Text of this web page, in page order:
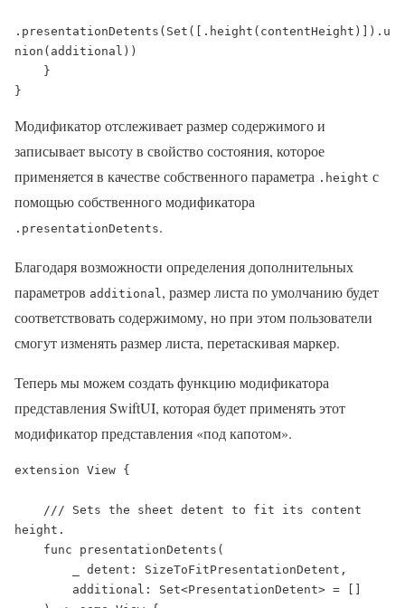
.presentationDetents(Set([.height(contentHeight)]).u
nion(additional))
}
Модификатор отслеживает размер содержимого и
записывает высоту в свойство состояния, которое
применяется в качестве собственного параметра .height с
помощью собственного модификатора
.presentationDetents.
Благодаря возможности определения дополнительных
параметров additional , размер листа по умолчанию будет
соответствовать содержимому, но при этом пользователи
смогут изменять размер листа, перетаскивая маркер.
Теперь мы можем создать функцию модификатора
представления SwiftUI, которая будет применять этот
модификатор представления «под капотом».
extension View {
height.